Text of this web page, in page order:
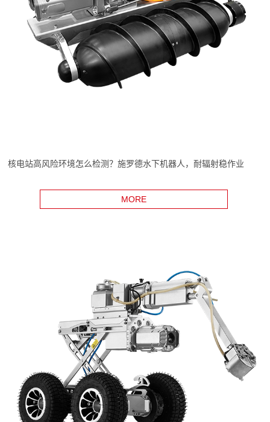
核电站高风险环境怎么检测？施罗德水下机器人，耐辐射稳作业
MORE